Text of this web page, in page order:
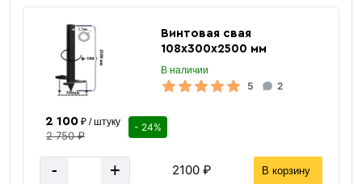
Винтовая свая
108х300х2500 мм
В наличии
5 2
2 100₽ / штуку
2 750 ₽
- 24%
- + 2100 ₽ В корзину